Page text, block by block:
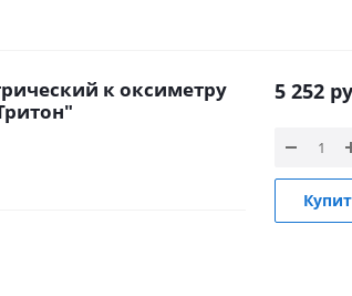
к оксиметру
5 252